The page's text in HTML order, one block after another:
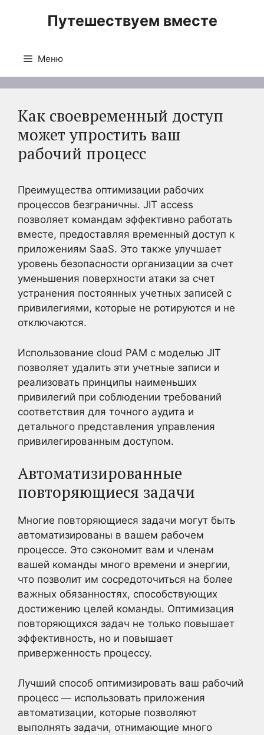
Путешествуем вместе
Меню
Как своевременный доступ
может упростить ваш
рабочий процесс
Преимущества оптимизации рабочих
процессов безграничны. JIT access
позволяет командам эффективно работать
вместе, предоставляя временный доступ к
приложениям SaaS. Это также улучшает
уровень безопасности организации за счет
уменьшения поверхности атаки за счет
устранения постоянных учетных записей с
привилегиями, которые не ротируются и не
отключаются.
Использование cloud PAM с моделью JIT
позволяет удалить эти учетные записи и
реализовать принципы наименьших
привилегий при соблюдении требований
соответствия для точного аудита и
детального представления управления
привилегированным доступом.
Автоматизированные
повторяющиеся задачи
Многие повторяющиеся задачи могут быть
автоматизированы в вашем рабочем
процессе. Это сэкономит вам и членам
вашей команды много времени и энергии,
что позволит им сосредоточиться на более
важных обязанностях, способствующих
достижению целей команды. Оптимизация
повторяющихся задач не только повышает
эффективность, но и повышает
приверженность процессу.
Лучший способ оптимизировать ваш рабочий
процесс — использовать приложения
автоматизации, которые позволяют
выполнять задачи, отнимающие много